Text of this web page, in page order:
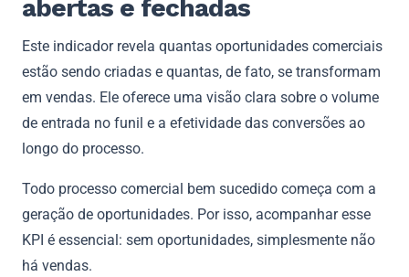
abertas e fechadas
Este indicador revela quantas oportunidades comerciais
estão sendo criadas e quantas, de fato, se transformam
em vendas. Ele oferece uma visão clara sobre o volume
de entrada no funil e a efetividade das conversões ao
longo do processo.
Todo processo comercial bem sucedido começa com a
geração de oportunidades. Por isso, acompanhar esse
KPI é essencial: sem oportunidades, simplesmente não
há vendas.